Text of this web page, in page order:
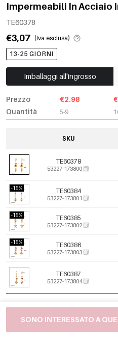
Impermeabili In Acciaio
TE60378
€3,07 (Iva esclusa)
13-25 GIORNI
Imballaggi all'ingrosso
Prezzo
Quantità
€2.98
5-9
SKU
TE60378
53227-173800
-15% TE60384
53227-173801
-15% TE60385
53227-173802
-15% TE60386
53227-173803
TE60387
53227-173804
SONO INTERESSATO A